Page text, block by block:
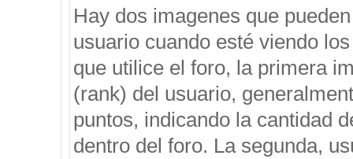
Hay dos imagenes que
usuario cuando esté viendo
que utilice el foro, la primera
(rank) del usuario,
puntos, indicando la cantidad
dentro del foro. La segunda,